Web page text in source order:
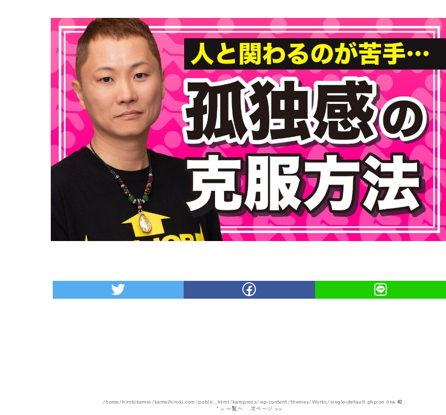
/home/hirokikamei/kameihiroki.com/public_html/kampress/wp-content/themes/Works/single-default.php on line 42
" > 一覧へ
次ページ >>